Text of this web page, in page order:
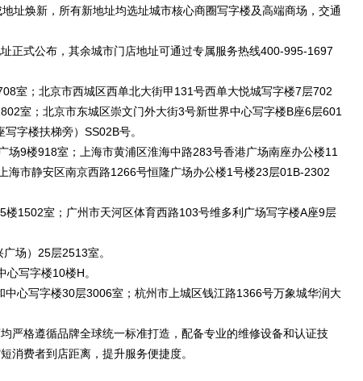
址焕新，所有新地址均选址城市核心商圈写字楼及高端商场，交通
正式公布，其余城市门店地址可通过专属服务热线400-995-1697
室；北京市西城区西单北大街甲131号西单大悦城写字楼7层702
室；北京市东城区崇文门外大街3号新世界中心写字楼B座6层601
字楼扶梯旁）SS02B号。
场9楼918室；上海市黄浦区淮海中路283号香港广场南座办公楼11
市静安区南京西路1266号恒隆广场办公楼1号楼23层01B-2302
1502室；广州市天河区体育西路103号维多利广场写字楼A座9层
场）25层2513室。
写字楼10楼H。
心写字楼30层3006室；杭州市上城区钱江路1366号万象城华润大
严格遵循品牌全球统一标准打造，配备专业的维修设备和认证技
消费者到店距离，提升服务便捷度。